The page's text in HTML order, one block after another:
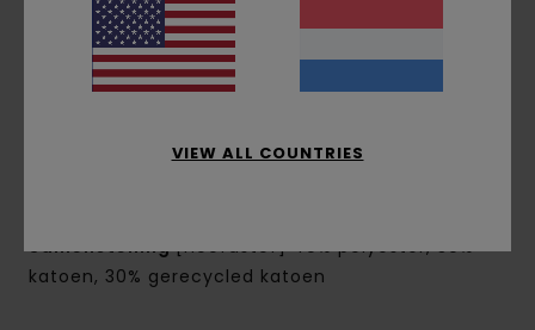
Sluiting:Om over het hoofd aan te trekken
Zakken:Kangoeroezakken
Branding:Print op de borst en rug
Samenstelling[Hoofdstof] 40% polyester, 30%
katoen, 30% gerecycled katoen
VIEW ALL COUNTRIES